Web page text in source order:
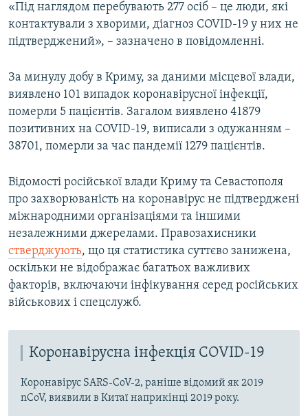
«Під наглядом перебувають 277 осіб – це люди, які
контактували з хворими, діагноз COVID-19 у них не
підтверджений», – зазначено в повідомленні.
За минулу добу в Криму, за даними місцевої влади,
виявлено 101 випадок коронавірусної інфекції,
померли 5 пацієнтів. Загалом виявлено 41879
позитивних на COVID-19, виписали з одужанням –
38701, померли за час пандемії 1279 пацієнтів.
Відомості російської влади Криму та Севастополя
про захворюваність на коронавірус не підтверджені
міжнародними організаціями та іншими
незалежними джерелами. Правозахисники
стверджують, що ця статистика суттєво занижена,
оскільки не відображає багатьох важливих
факторів, включаючи інфікування серед російських
військових і спецслужб.
Коронавірусна інфекція COVID-19
Коронавірус SARS-CoV-2, раніше відомий як 2019
nCoV, виявили в Китаї наприкінці 2019 року.